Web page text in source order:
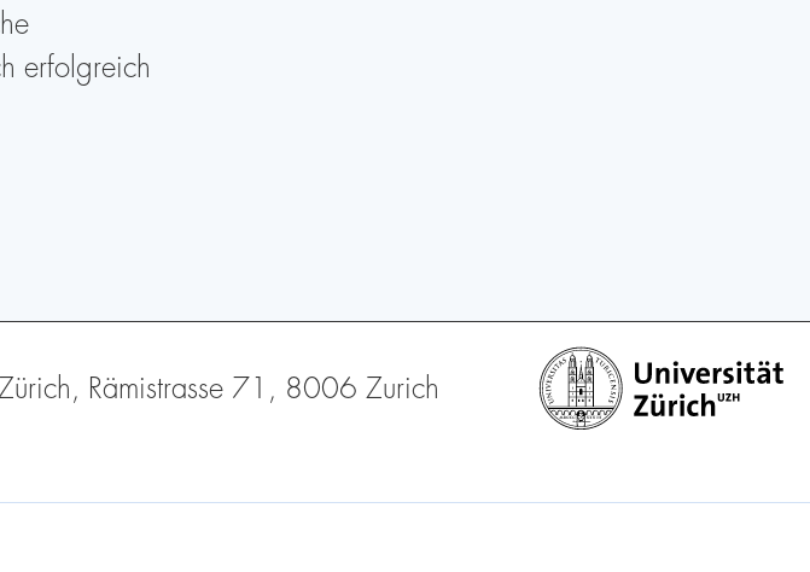
erfolgreich
Rämistrasse 71, 8006 Zurich